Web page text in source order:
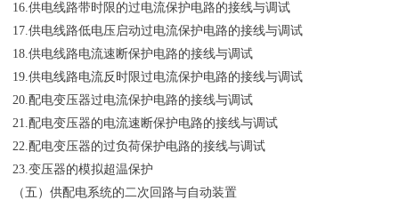
16.供电线路带时限的过电流保护电路的接线与调试
17.供电线路低电压启动过电流保护电路的接线与调试
18.供电线路电流速断保护电路的接线与调试
19.供电线路电流反时限过电流保护电路的接线与调试
20.配电变压器过电流保护电路的接线与调试
21.配电变压器的电流速断保护电路的接线与调试
22.配电变压器的过负荷保护电路的接线与调试
23.变压器的模拟超温保护
（五）供配电系统的二次回路与自动装置